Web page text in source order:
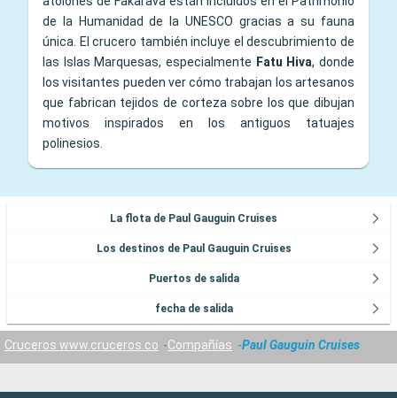
de la Humanidad de la UNESCO gracias a su fauna
única. El crucero también incluye el descubrimiento de
las Islas Marquesas, especialmente Fatu Hiva, donde
los visitantes pueden ver cómo trabajan los artesanos
que fabrican tejidos de corteza sobre los que dibujan
motivos inspirados en los antiguos tatuajes
polinesios.
La flota de Paul Gauguin Cruises
Los destinos de Paul Gauguin Cruises
Puertos de salida
fecha de salida
Cruceros www.cruceros.co Compañías Paul Gauguin Cruises